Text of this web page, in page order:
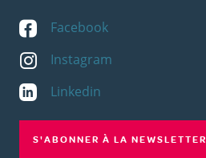
Facebook
Instagram
Linkedin
S'ABONNER À LA NEWSLETTER